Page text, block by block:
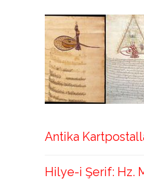
Antika
Hilye-i Şerif: Hz.